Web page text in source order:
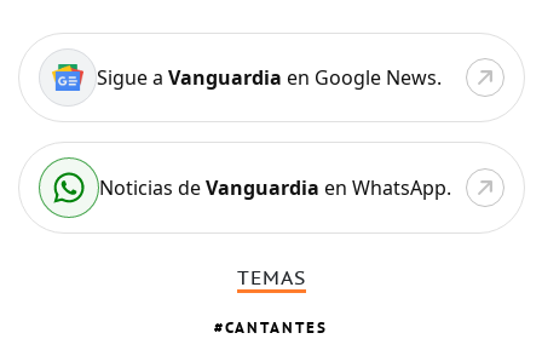
Sigue a Vanguardia en Google News.
Noticias deVanguardia en WhatsApp.
TEMAS
CANTANTES